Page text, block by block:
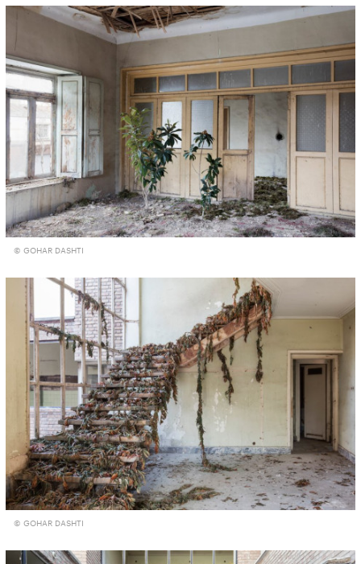
© GOHAR DASHTI
© GOHAR DASHTI